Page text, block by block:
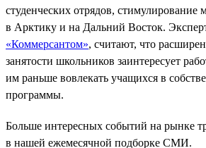
студенческих отрядов,
в Арктику и на Дальний Восток.
«Коммерсантом», считают, что
занятости школьников заинтересует
им раньше вовлекать учащихся в
программы.
Больше интересных событий на рынке
в нашей ежемесячной подборке СМИ.